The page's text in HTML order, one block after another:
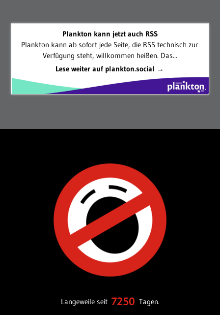
Plankton kann jetzt auch RSS
Plankton kann ab sofort jede Seite, die RSS technisch zur
Verfügung steht, willkommen heißen. Das...
Lese weiter auf plankton.social →
Langeweile seit 7250 Tagen.